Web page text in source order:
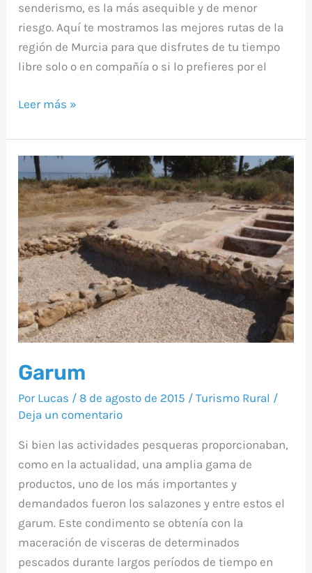
senderismo, es la más asequible y de menor
riesgo. Aquí te mostramos las mejores rutas de la
región de Murcia para que disfrutes de tu tiempo
libre solo o en compañía o si lo prefieres por el
Leer más »
Garum
Por Lucas / 8 de agosto de 2015 /Turismo Rural /
Deja un comentario
Si bien las actividades pesqueras proporcionaban,
como en la actualidad, una amplia gama de
productos, uno de los más importantes y
demandados fueron los salazones y entre estos el
garum. Este condimento se obtenía con la
maceración de visceras de determinados
pescados durante largos períodos de tiempo en
Garum